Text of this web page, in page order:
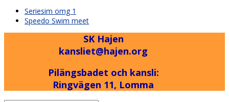
previous
post:
Seriesim omg 1
next
Speedo Swim meet
SK Hajen
kansliet@hajen.org
Pilängsbadet och kansli:
Ringvägen 11, Lomma